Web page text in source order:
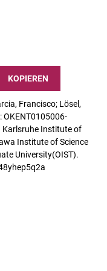
KOPIEREN
Francisco; Lösel,
OKENT0105006-
Karlsruhe Institute of
Institute of Science
University(OIST).